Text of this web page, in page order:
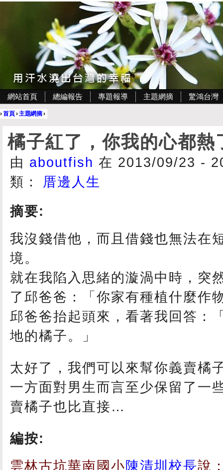
網站首頁 總編報告 專題報導 主題網摘 驚鴻台灣
›首頁›主題網摘›
橘子紅了，你我的心都熱
由 aboutfish 在 2013/09/23 -
類：
厝邊人生
摘要:
我沒錢借他，而且借錢也無法在
境。
就在我陷入思緒的漩渦中時，突
了邱爸爸：「你家有種植什麼作
邱爸爸抬起頭來，看著我回答：
地的橘子。」
太好了，我們可以來幫你義賣橘
一方面對男生而言至少保留了一
賣橘子也比直接…
編按:
雲林古坑華南國小陳清圳校長說